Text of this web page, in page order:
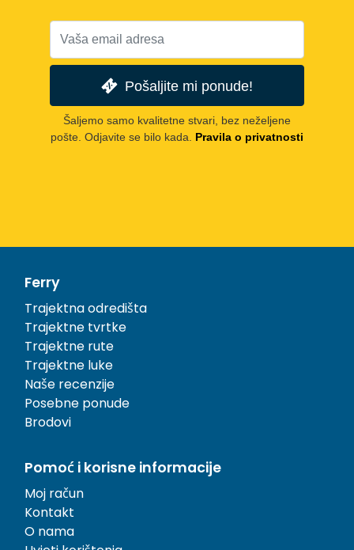
Pošaljite mi ponude!
Šaljemo samo kvalitetne stvari, bez neželjene
pošte. Odjavite se bilo kada.
Pravila o privatnosti
Ferry
Trajektna odredišta
Trajektne tvrtke
Trajektne rute
Trajektne luke
Naše recenzije
Posebne ponude
Brodovi
Pomoć i korisne informacije
Moj račun
Kontakt
O nama